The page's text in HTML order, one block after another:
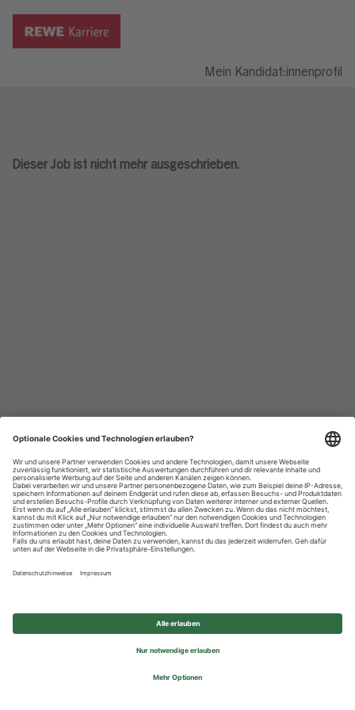
Mein Kandidat:innenprofil
Dieser Job ist nicht mehr ausgeschrieben.
Datenschutzhinweise
Impressum
Privatsphäre-Einstellungen
© 2026 REWE Group - All rights reserved